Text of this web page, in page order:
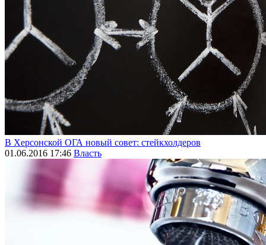
В Херсонской ОГА новый совет: стейкхолдеров
01.06.2016 17:46 Власть